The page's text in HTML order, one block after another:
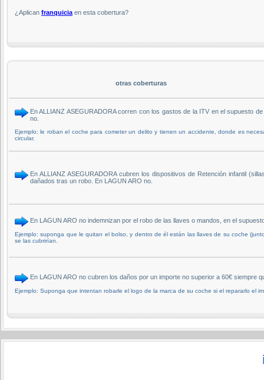
¿Aplican franquicia en esta cobertura?
otras coberturas
En ALLIANZ ASEGURADORA corren con los gastos de la ITV en el supuesto
no.
Ejemplo: le roban el coche para cometer un delito y tienen un accidente, donde es
circular.
En ALLIANZ ASEGURADORA cubren los dispositivos de Retención infantil
dañados tras un robo. En LAGUN ARO no.
En LAGUN ARO no indemnizan por el robo de las llaves o mandos, en el
Ejemplo: suponga que le quitan el bolso, y dentro de él están las llaves de su coche
se las cubrirían.
En LAGUN ARO no cubren los daños por un importe no superior a 60€ siempre
Ejemplo: Suponga que intentan robarle el logo de la marca de su coche si el repararlo el